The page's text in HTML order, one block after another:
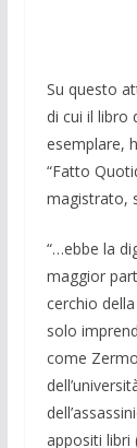
Su questo
di cui il libro
esemplare,
“Fatto
magistrato,
“…ebbe la
maggior
cerchio
solo
come
appositi libri